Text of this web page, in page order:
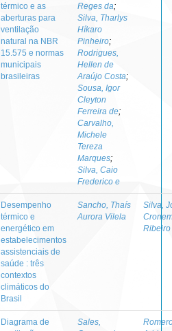
térmico e as
aberturas para
ventilação
natural na NBR
15.575 e normas
municipais
brasileiras
Reges da;
Silva, Tharlys
Híkaro
Pinheiro;
Rodrigues,
Hellen de
Araújo Costa;
Sousa, Igor
Cleyton
Ferreira de;
Carvalho,
Michele
Tereza
Marques;
Silva, Caio
Frederico e
Desempenho
térmico e
energético em
estabelecimentos
assistenciais de
saúde : três
contextos
climáticos do
Brasil
Sancho, Thaís
Aurora Vilela
Silva,
Ribeiro
Diagrama de
Sales,